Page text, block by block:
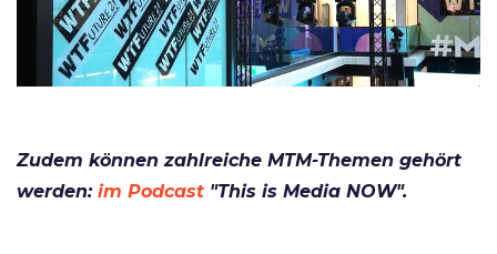
Zudem können zahlreiche MTM-Themen gehört
werden: im Podcast "This is Media NOW".